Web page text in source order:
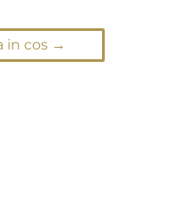
in cos →